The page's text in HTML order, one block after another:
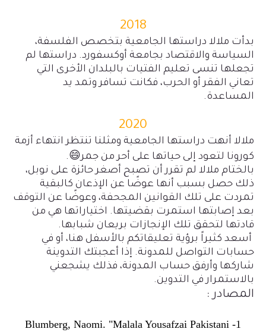
2018
بدأت ملالا دراستها الجامعية بتخصص الفلسفة،
السياسة والاقتصاد بجامعة أوكسفورد. دراستها لم
تجعلها تنسى تعليم الفتيات بالبلدان الأخرى التي
تعاني الفقر أو الحرب، فكانت تسافر وتمد يد
المساعدة.
2020
ملالا أنهت دراستها الجامعية ومثلنا تنتظر انتهاء أزمة
كورونا لتعود إلى حياتها على أحر من جمر😄
.
بالختام ملالا لم تقرر أن تصبح أصغر حائزة على نوبل،
ذلك حصل بسبب أنها عوضًا عن الإذعان كالبقية
تمردت على تلك القوانين المجحفة، وعوضًا عن التوقف
بعد إصابتها استمرت بقضيتها. اختياراتها هي من
قادتها لتحقق تلك الإنجازات بريعان شبابها.
أسعد كثيراً برؤية تعليقاتكم بالأسفل هنا، أو في
حسابات التواصل للمدونة. إذا أعجبتك التدوينة
شاركها وأرفق حساب المدونة، فذلك يشجعني
بالاستمرار في التدوين.
المصادر :
1-
Blumberg, Naomi. "Malala Yousafzai Pakistani